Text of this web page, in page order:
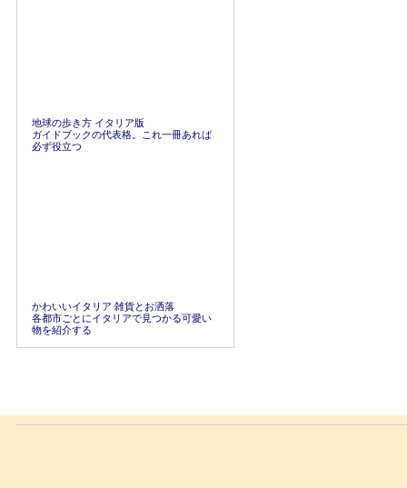
地球の歩き方 イタリア版
ガイドブックの代表格。これ一冊あれば
必ず役立つ
かわいいイタリア 雑貨とお洒落
各都市ごとにイタリアで見つかる可愛い
物を紹介する